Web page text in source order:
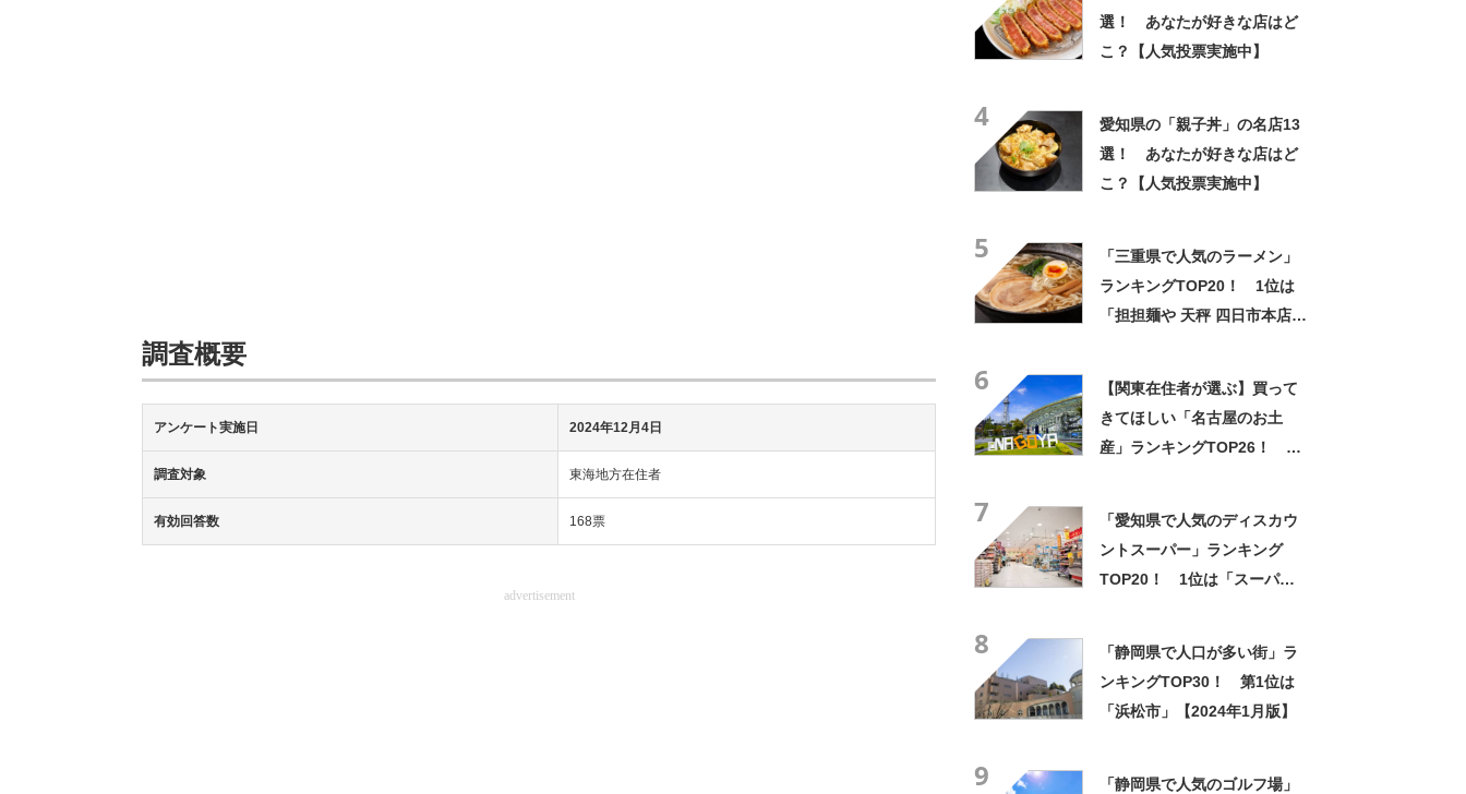
調査概要
アンケート実施日 2024年12月4日
調査対象 東海地方在住者
有効回答数 168票
advertisement
選！ あなたが好きな店はど
こ？【人気投票実施中】
4
愛知県の「親子丼」の名店13
選！ あなたが好きな店はど
こ？【人気投票実施中】
5
「三重県で人気のラーメン」
ランキングTOP20！ 1位は
「担担麺や 天秤 四日市本店」
6
【関東在住者が選ぶ】買って
きてほしい「名古屋のお土
産」ランキングTOP26！ 第
7
「愛知県で人気のディスカウ
ントスーパー」ランキング
TOP20！ 1位は「スーパー
8
「静岡県で人口が多い街」ラ
ンキングTOP30！ 第1位は
「浜松市」【2024年1月版】
9
「静岡県で人気のゴルフ場」